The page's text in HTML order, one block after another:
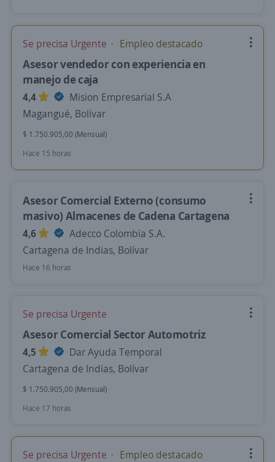
Se precisa Urgente Empleo destacado
Asesor vendedor con experiencia en
manejo de caja
4,4
Mision Empresarial S.A
Magangué, Bolívar
$ 1.750.905,00 (Mensual)
Hace 15 horas
Asesor Comercial Externo (consumo
masivo) Almacenes de Cadena Cartagena
4,6
Adecco Colombia S.A.
Cartagena de Indias, Bolívar
Hace 16 horas
Se precisa Urgente
Asesor Comercial Sector Automotriz
4,5
Dar Ayuda Temporal
Cartagena de Indias, Bolívar
$ 1.750.905,00 (Mensual)
Hace 17 horas
Se precisa Urgente Empleo destacado